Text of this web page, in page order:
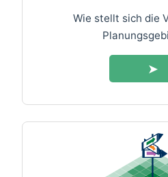
Wie stellt sich die
➤